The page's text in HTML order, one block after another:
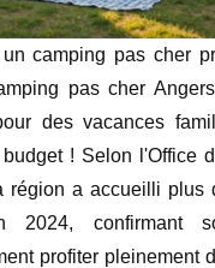
camping pas cher
pas cher
des vacances
! Selon l'Office
région a accueilli plus
2024, confirmant
profiter pleinement